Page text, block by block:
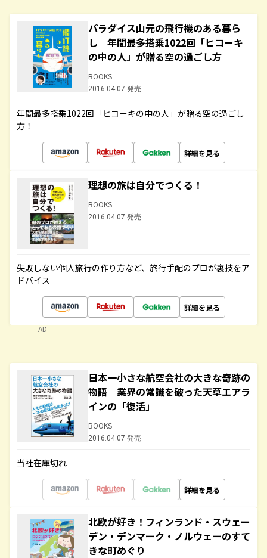
パラダイス山元の飛行機のある暮ら
し 年間最多搭乗1022回「ヒコーキ
の中の人」が贈る空の過ごし方
BOOKS
2016.04.07 発売
年間最多搭乗1022回「ヒコーキの中の人」が贈る空の過ごし
方！
詳細を見る
理想の旅は自分でつくる！
BOOKS
2016.04.07 発売
失敗しない個人旅行の作り方など、旅行手配のプロが裏技をア
ドバイス
詳細を見る
AD
日本一小さな航空会社の大きな奇跡の
物語 業界の常識を破った天草エアラ
インの「復活」
BOOKS
2016.04.07 発売
当社在庫切れ
詳細を見る
北欧が好き！フィンランド・スウェー
デン・デンマーク・ノルウェーのすて
きな町めぐり